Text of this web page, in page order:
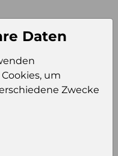
Preis zu
Daten
um
Zwecke